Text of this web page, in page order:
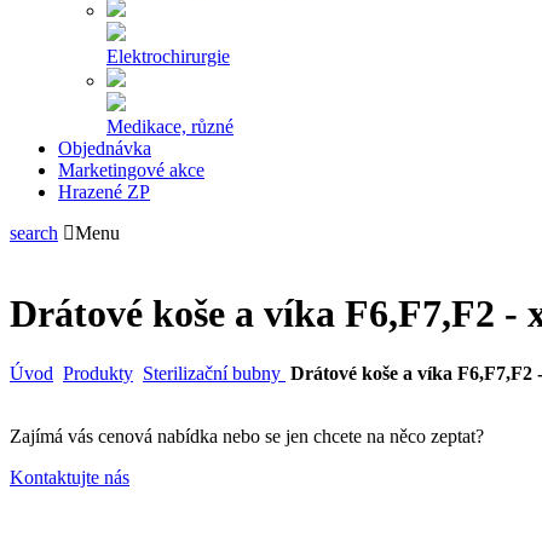
Elektrochirurgie
Medikace, různé
Objednávka
Marketingové akce
Hrazené ZP
search
Menu
Drátové koše a víka F6,F7,F2 -
Úvod Produkty Sterilizační bubny Drátové koše a víka F6,F7,F2
Zajímá vás cenová nabídka nebo se jen chcete na něco zeptat?
Kontaktujte nás